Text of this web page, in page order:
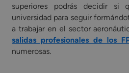
superiores podrás decidir si
universidad para seguir
a trabajar en el sector
salidas profesionales de los
numerosas.